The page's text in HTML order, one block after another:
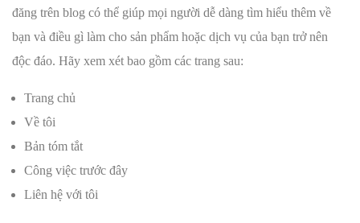
đăng trên blog có thể giúp mọi người dễ dàng tìm hiểu thêm về
bạn và điều gì làm cho sản phẩm hoặc dịch vụ của bạn trở nên
độc đáo. Hãy xem xét bao gồm các trang sau:
Trang chủ
Về tôi
Bản tóm tắt
Công việc trước đây
Liên hệ với tôi